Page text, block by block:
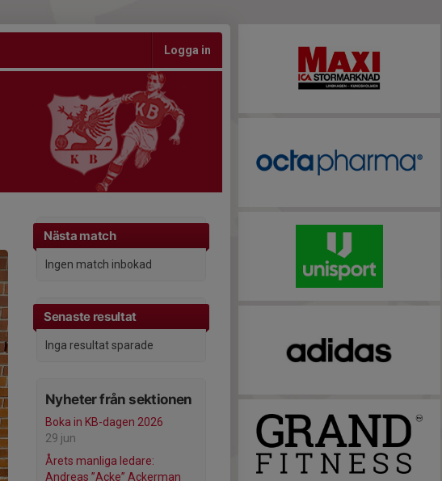
Logga in
Nästa match
Ingen match inbokad
Senaste resultat
Inga resultat sparade
Nyheter från sektionen
Boka in KB-dagen 2026
29 jun
Årets manliga ledare:
Andreas ”Acke” Ackerman